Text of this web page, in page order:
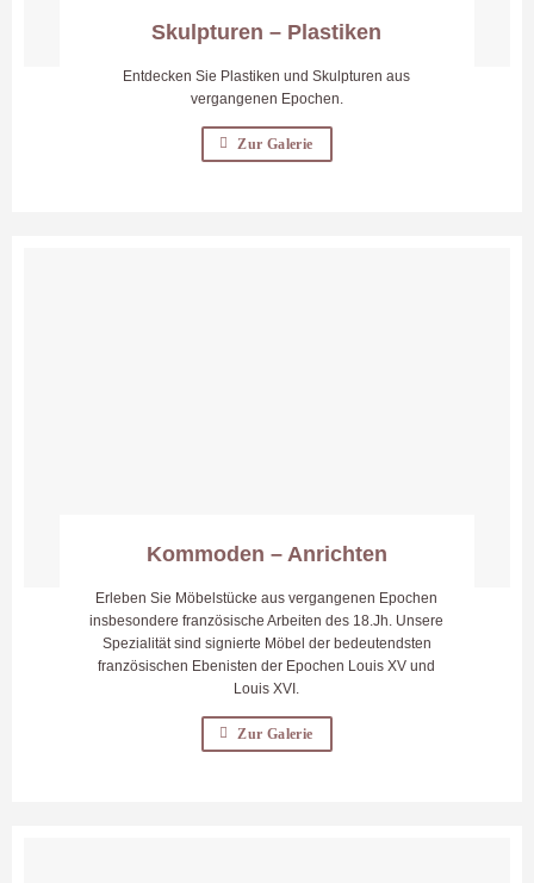
Skulpturen – Plastiken
Entdecken Sie Plastiken und Skulpturen aus
vergangenen Epochen.
Zur Galerie
Kommoden – Anrichten
Erleben Sie Möbelstücke aus vergangenen Epochen
insbesondere französische Arbeiten des 18.Jh. Unsere
Spezialität sind signierte Möbel der bedeutendsten
französischen Ebenisten der Epochen Louis XV und
Louis XVI.
Zur Galerie